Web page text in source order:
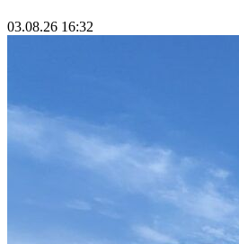
03.08.26 16:32